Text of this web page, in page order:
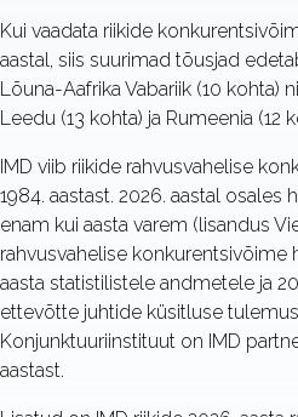
Kui vaadata riikide
aastal, siis suurimad tõusjad
Lõuna-Aafrika Vabariik (10 kohta)
Leedu (13 kohta) ja Rumeenia (12
IMD viib riikide rahvusvahelise
1984. aastast. 2026. aastal osales
enam kui aasta varem (lisandus
rahvusvahelise konkurentsivõime
aasta statistilistele andmetele ja
ettevõtte juhtide küsitluse
Konjunktuuriinstituut on IMD
aastast.